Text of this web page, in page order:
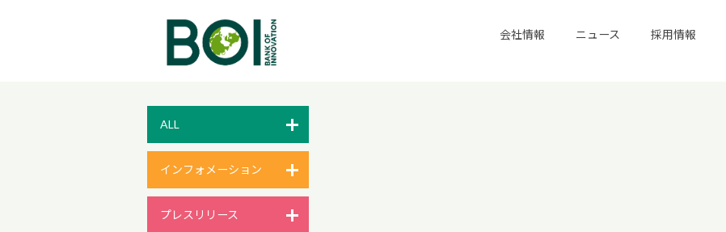
会社情報 ニュース 採用情報
ALL
インフォメーション
プレスリリース